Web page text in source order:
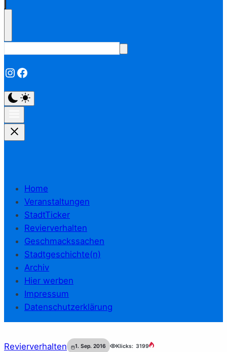
Instagram
Facebook
Home
Veranstaltungen
StadtTicker
Revierverhalten
Geschmackssachen
Stadtgeschichte(n)
Archiv
Hier werben
Impressum
Datenschutzerklärung
Revierverhalten 1. Sep. 2016 Klicks: 3199